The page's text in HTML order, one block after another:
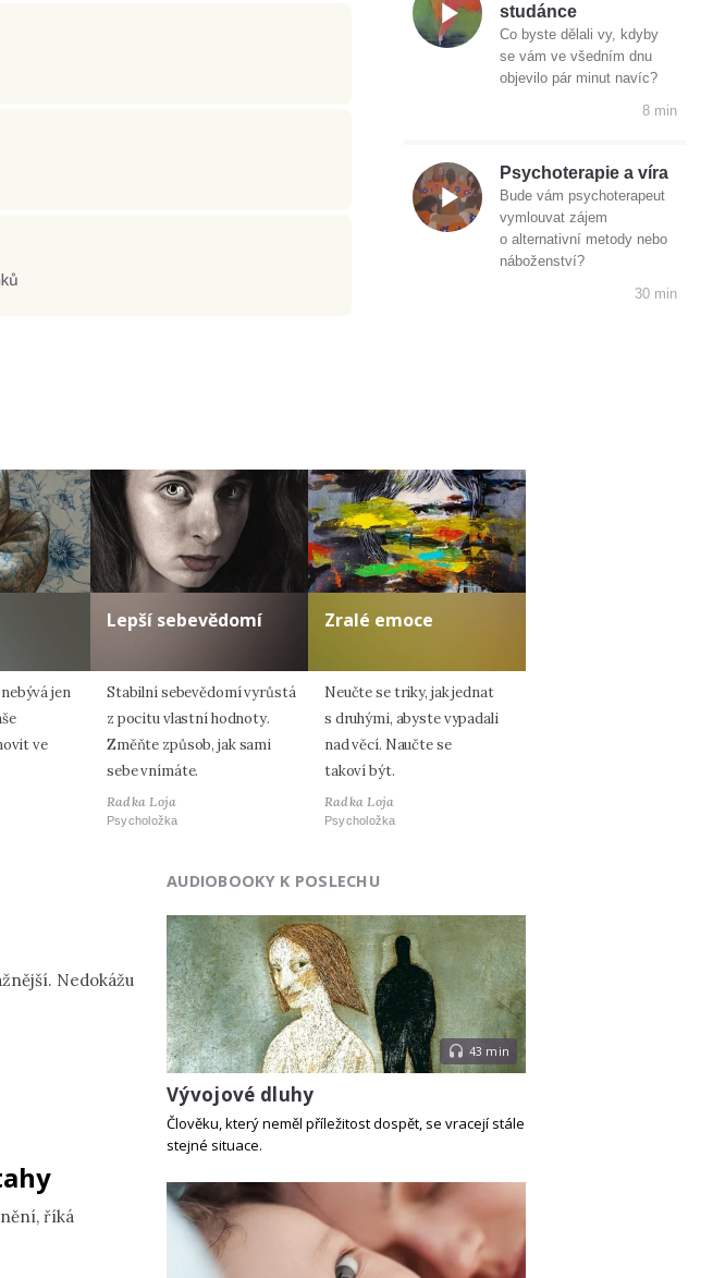
studánce
Co byste dělali vy, kdyby
se vám ve všedním dnu
objevilo pár minut navíc?
8 min
Psychoterapie a víra
Bude vám psychoterapeut
vymlouvat zájem
o alternativní metody nebo
náboženství?
30 min
jen
ve
Lepší sebevědomí
Stabilní sebevědomí vyrůstá
z pocitu vlastní hodnoty.
Změňte způsob, jak sami
sebe vnímáte.
Radka Loja
Psycholožka
Zralé emoce
Neučte se triky, jak jednat
s druhými, abyste vypadali
nad věcí. Naučte se
takoví být.
Radka Loja
Psycholožka
Nedokážu
říká
AUDIOBOOKY K POSLECHU
43 min
Vývojové dluhy
Člověku, který neměl příležitost dospět, se vracejí stále
stejné situace.